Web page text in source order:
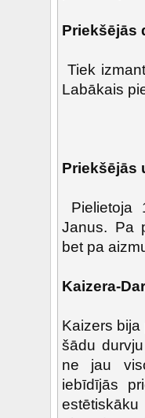
Priekšējās
Tiek
Labākais
Priekšējās
Pielietoja
Janus. Pa
bet pa
Kaizera-
Kaizers
šādu
ne jau
iebīdījās